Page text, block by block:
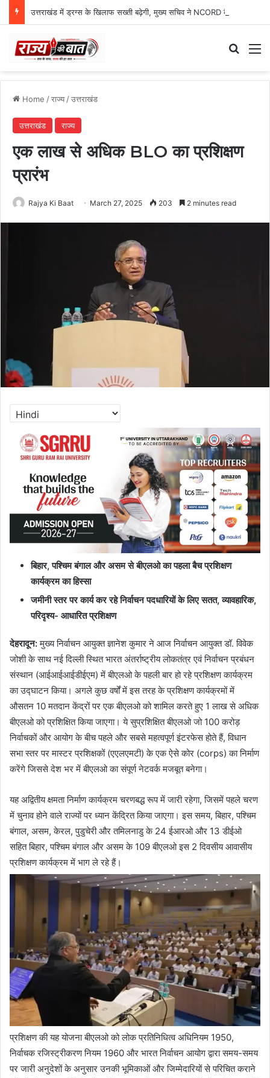
Home /राज्य/उत्तराखंड
उत्तराखंड राज्य
एक लाख से अधिक BLO का प्रशिक्षण
प्रारंभ
Rajya Ki Baat March 27, 2025 203 2 minutes read
बिहार,पश्चिम बंगाल और असम से बीएलओ का पहला बैच प्रशिक्षण
कार्यक्रम का हिस्सा
जमीनी स्तर पर कार्य कर रहे निर्वाचन पदधारियों के लिए सतत,व्यावहारिक,
परिदृश्य- आधारित प्रशिक्षण
देहरादून: मुख्य निर्वाचन आयुक्त ज्ञानेश कुमार ने आज निर्वाचन आयुक्त डॉ. विवेक
जोशी के साथ नई दिल्ली स्थित भारत अंतर्राष्ट्रीय लोकतंत्र एवं निर्वाचन प्रबंधन
संस्थान (आईआईआईडीईएम) में बीएलओ के पहली बार हो रहे प्रशिक्षण कार्यक्रम
का उद्घाटन किया। अगले कुछ वर्षों में इस तरह के प्रशिक्षण कार्यक्रमों में
औसतन 10 मतदान केंद्रों पर एक बीएलओ को शामिल करते हुए 1 लाख से अधिक
बीएलओ को प्रशिक्षित किया जाएगा। ये सुप्रशिक्षित बीएलओ जो 100 करोड़
निर्वाचकों और आयोग के बीच पहले और सबसे महत्वपूर्ण इंटरफेस होते हैं, विधान
सभा स्तर पर मास्टर प्रशिक्षकों (एएलएमटी) के एक ऐसे कोर (corps) का निर्माण
करेंगे जिससे देश भर में बीएलओ का संपूर्ण नेटवर्क मजबूत बनेगा।
यह अद्वितीय क्षमता निर्माण कार्यक्रम चरणबद्ध रूप में जारी रहेगा, जिसमें पहले चरण
में चुनाव होने वाले राज्यों पर ध्यान केंद्रित किया जाएगा। इस समय, बिहार, पश्चिम
बंगाल, असम, केरल, पुडुचेरी और तमिलनाडु के 24 ईआरओ और 13 डीईओ
सहित बिहार, पश्चिम बंगाल और असम के 109 बीएलओ इस 2 दिवसीय आवासीय
प्रशिक्षण कार्यक्रम में भाग ले रहे हैं।
प्रशिक्षण की यह योजना बीएलओ को लोक प्रतिनिधित्व अधिनियम 1950,
निर्वाचक रजिस्ट्रीकरण नियम 1960 और भारत निर्वाचन आयोग द्वारा समय-समय
पर जारी अनुदेशों के अनुसार उनकी भूमिकाओं और जिम्मेदारियों से परिचित कराने